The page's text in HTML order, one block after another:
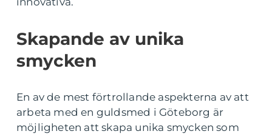
Skapande av unika
smycken
En av de mest förtrollande aspekterna av att
arbeta med en guldsmed i Göteborg är
möjligheten att skapa unika smycken som